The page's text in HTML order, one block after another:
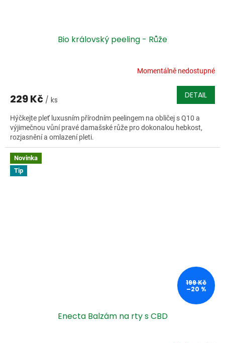
Bio královský peeling - Růže
Momentálně nedostupné
229 Kč / ks DETAIL
Hýčkejte pleť luxusním přírodním peelingem na obličej s Q10 a
výjimečnou vůní pravé damašské růže pro dokonalou hebkost,
rozjasnění a omlazení pleti.
Novinka
Tip
199 Kč
–20 %
Enecta Balzám na rty s CBD